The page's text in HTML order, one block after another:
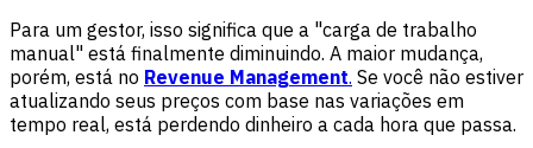
Para um gestor, isso significa que a "carga de trabalho
manual" está finalmente diminuindo. A maior mudança,
porém, está no Revenue Management. Se você não estiver
atualizando seus preços com base nas variações em
tempo real, está perdendo dinheiro a cada hora que passa.